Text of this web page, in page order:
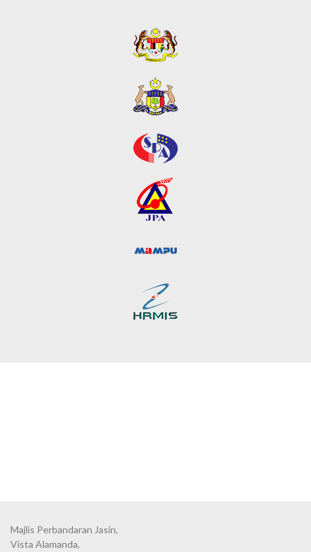
Majlis Perbandaran Jasin,
Vista Alamanda,